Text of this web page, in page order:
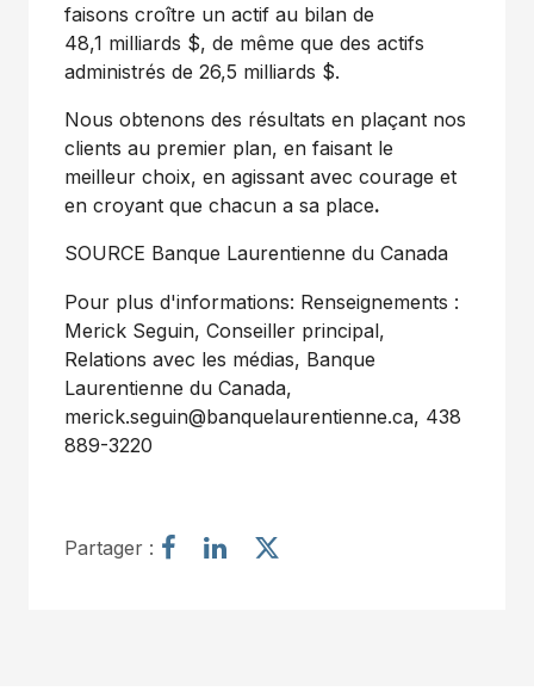
faisons croître un actif au bilan de
48,1 milliards $, de même que des actifs
administrés de 26,5 milliards $.
Nous obtenons des résultats en plaçant nos
clients au premier plan, en faisant le
meilleur choix, en agissant avec courage et
en croyant que chacun a sa place.
SOURCE Banque Laurentienne du Canada
Pour plus d'informations: Renseignements :
Merick Seguin, Conseiller principal,
Relations avec les médias, Banque
Laurentienne du Canada,
merick.seguin@banquelaurentienne.ca, 438
889-3220
Partager :
P